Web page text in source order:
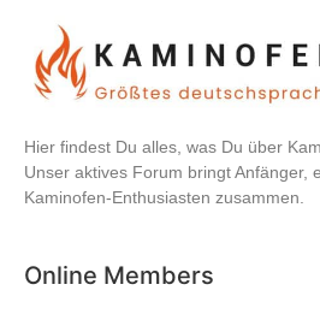
Hier findest Du alles, was Du über
Unser aktives Forum bringt Anfänger,
Kaminofen-Enthusiasten zusammen.
Online Members